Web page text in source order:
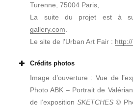
Turenne, 75004 Paris,
La suite du projet est à
gallery.com
Le site de l’Urban Art Fair :
Crédits photos
Image d’ouverture : Vue de
Photo ABK – Portrait de
de l’expositionSKETCHES ©